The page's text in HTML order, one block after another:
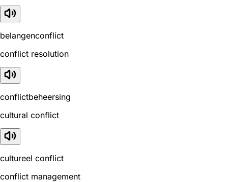
belangenconflict
conflict resolution
conflictbeheersing
cultural conflict
cultureel conflict
conflict management